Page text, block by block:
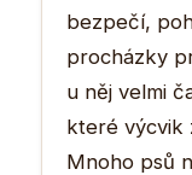
bezpečí,
procházky
u něj velmi
které výcvik
Mnoho psů